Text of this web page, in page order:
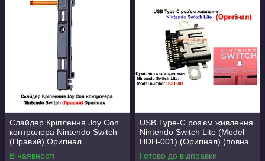
Слайдер Кріплення Joy Con
контролера Nintendo Switch
(Правий) Оригінал
В наявності
USB Type-C роз'єм живлення
Nintendo Switch Lite (Model
HDH-001) (Оригінал) (повна
версія контактів)
Готово до відправки